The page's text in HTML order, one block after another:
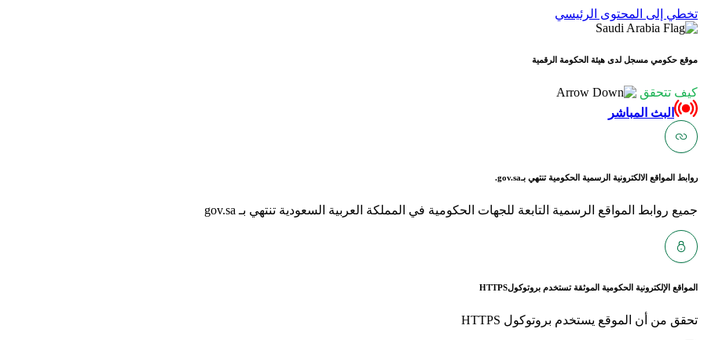
تخطي إلى المحتوى الرئيسي
موقع حكومي مسجل لدى هيئة الحكومة الرقمية
كيف تتحقق
البث المباشر
روابط المواقع الالكترونية الرسمية الحكومية تنتهي بـgov.sa.
جميع روابط المواقع الرسمية التابعة للجهات الحكومية في المملكة العربية السعودية تنتهي بـ gov.sa
المواقع الإلكترونية الحكومية الموثقة تستخدم بروتوكولHTTPS
تحقق من أن الموقع يستخدم بروتوكول HTTPS